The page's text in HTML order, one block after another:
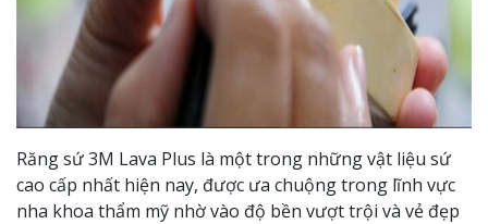
Răng sứ 3M Lava Plus là một trong những vật liệu sứ
cao cấp nhất hiện nay, được ưa chuộng trong lĩnh vực
nha khoa thẩm mỹ nhờ vào độ bền vượt trội và vẻ đẹp